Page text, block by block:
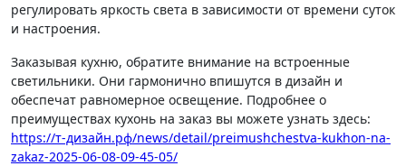
регулировать яркость света в зависимости от времени суток
и настроения.
Заказывая кухню, обратите внимание на встроенные
светильники. Они гармонично впишутся в дизайн и
обеспечат равномерное освещение. Подробнее о
преимуществах кухонь на заказ вы можете узнать здесь:
https://т-дизайн.рф/news/detail/preimushchestva-kukhon-na-
zakaz-2025-06-08-09-45-05/